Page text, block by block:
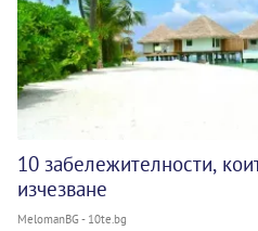
10 забележителности,
изчезване
MelomanBG - 10te.bg